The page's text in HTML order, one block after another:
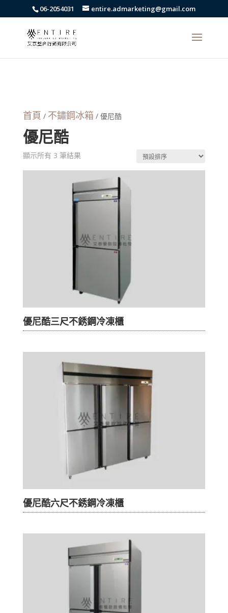
body{font-family: arial,"Microsoft JhengHei","微軟正黑體",sans-serif
!important;}
06-2054031 entire.admarketing@gmail.com
首頁 / 不鏽鋼冰箱 / 優尼酷
優尼酷
顯示所有 3 筆結果
優尼酷三尺不銹鋼冷凍櫃
優尼酷六尺不銹鋼冷凍櫃